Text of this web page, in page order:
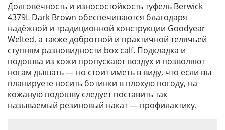
Долговечность и износостойкость туфель Berwick
4379L Dark Brown обеспечиваются благодаря
надёжной и традиционной конструкции Goodyear
Welted, а также добротной и практичной телячьей
ступням разновидности box calf. Подкладка и
подошва из кожи пропускают воздух и позволяют
ногам дышать — но стоит иметь в виду, что если вы
планируете носить ботинки в плохую погоду, на
кожаную подошву следует поставить так
называемый резиновый накат — профилактику.